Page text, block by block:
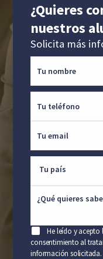
¿Quieres
nuestros
Solicita más
He leído y acepto
consentimiento al
información solicitada.